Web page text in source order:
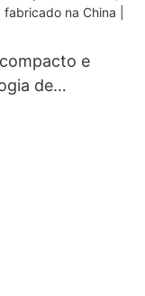
e
de